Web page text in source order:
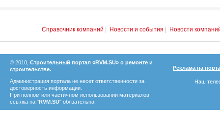
Справочник компаний Новости и события Новости
© 2010, Строительный портал «RVM.SU» о ремонте и
строительстве.
Администрация портала не несет ответственности за
достоверность информации.
При полном или частичном использовании материалов
ссылка на "RVM.SU" обязательна.
Реклама на
Наш